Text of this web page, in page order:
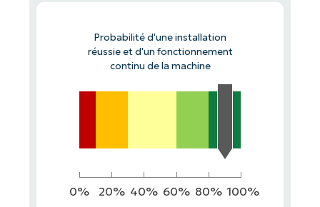
Probabilité d'une installation
réussie et d'un fonctionnement
continu de la machine
0% 20% 40% 60% 80% 100%